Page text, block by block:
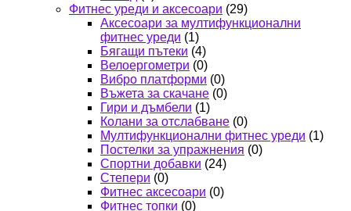
Фитнес уреди и аксесоари (29)
Аксесоари за мултифункционални
фитнес уреди (1)
Бягащи пътеки (4)
Велоергометри (0)
Вибро платформи (0)
Въжета за скачане (0)
Гири и дъмбели (1)
Колани за отслабване (0)
Мултифункционални фитнес уреди (1)
Постелки за упражнения (0)
Спортни добавки (24)
Степери (0)
Фитнес аксесоари (0)
Фитнес топки (0)